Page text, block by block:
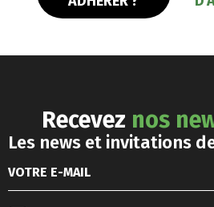
Recevez nos
Les news et invitations